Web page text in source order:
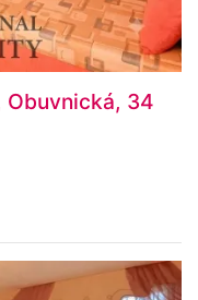
Obuvnická, 34